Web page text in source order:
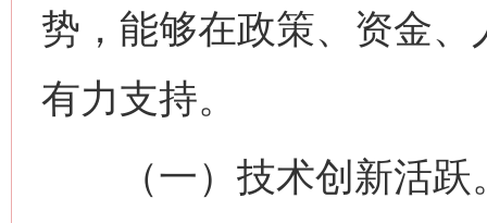
势，能够在政策、资金
有力支持。
（一）技术创新活跃